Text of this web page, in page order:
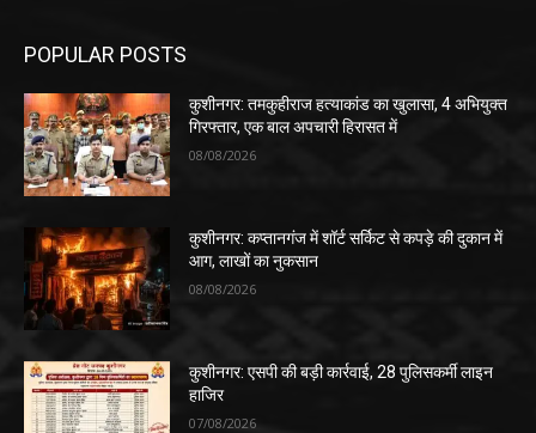
POPULAR POSTS
कुशीनगर: तमकुहीराज हत्याकांड का खुलासा, 4 अभियुक्त
गिरफ्तार, एक बाल अपचारी हिरासत में
08/08/2026
कुशीनगर: कप्तानगंज में शॉर्ट सर्किट से कपड़े की दुकान में
आग, लाखों का नुकसान
08/08/2026
कुशीनगर: एसपी की बड़ी कार्रवाई, 28 पुलिसकर्मी लाइन
हाजिर
07/08/2026